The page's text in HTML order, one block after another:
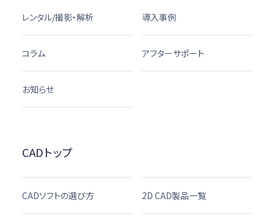
レンタル/撮影・解析 導入事例
コラム アフターサポート
お知らせ
CADトップ
CADソフトの選び方 2D CAD製品一覧